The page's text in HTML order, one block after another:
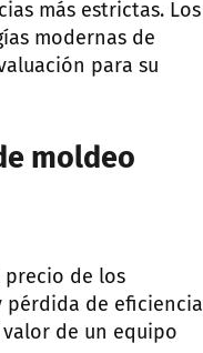
más estrictas. Los
modernas de
para su
moldeo
precio de los
pérdida de eficiencia
de un equipo